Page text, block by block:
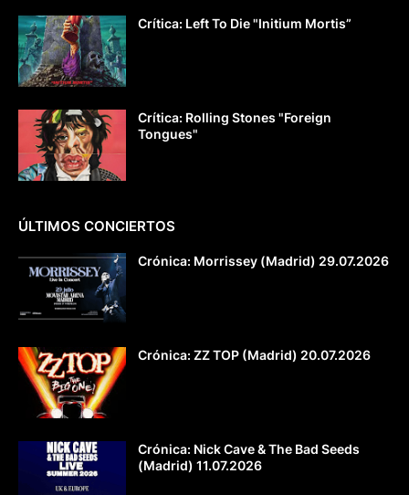
Crítica: Left To Die "Initium Mortis”
Crítica: Rolling Stones "Foreign
Tongues"
ÚLTIMOS CONCIERTOS
Crónica: Morrissey (Madrid) 29.07.2026
Crónica: ZZ TOP (Madrid) 20.07.2026
Crónica: Nick Cave & The Bad Seeds
(Madrid) 11.07.2026